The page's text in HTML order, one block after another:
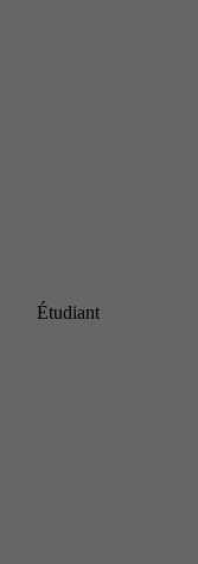
Étudiant